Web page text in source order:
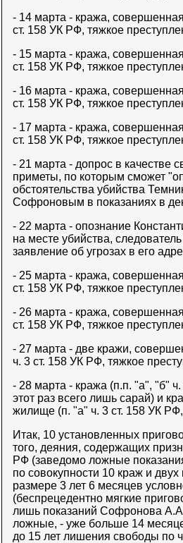
- 14 марта - кража,
ст. 158 УК РФ, тяжкое
- 15 марта - кража,
ст. 158 УК РФ, тяжкое
- 16 марта - кража,
ст. 158 УК РФ, тяжкое
- 17 марта - кража,
ст. 158 УК РФ, тяжкое
- 21 марта - допрос в качестве
приметы, по которым сможет
обстоятельства убийства
Софроновым в показаниях в
- 22 марта - опознание
на месте убийства,
заявление об угрозах в его
- 25 марта - кража,
ст. 158 УК РФ, тяжкое
- 26 марта - кража,
ст. 158 УК РФ, тяжкое
- 27 марта - две кражи,
ч. 3 ст. 158 УК РФ, тяжкое
- 28 марта - кража (п.п. "а", "б"
этот раз всего лишь сарай) и
жилище (п. "а" ч. 3 ст. 158 УК
Итак, 10 установленных
того, деяния, содержащих
РФ (заведомо ложные
по совокупности 10 краж и
размере 3 лет 6 месяцев
(беспрецедентно мягкие
лишь показаний Софронова
ложные, - уже больше 14
до 15 лет лишения свободы по